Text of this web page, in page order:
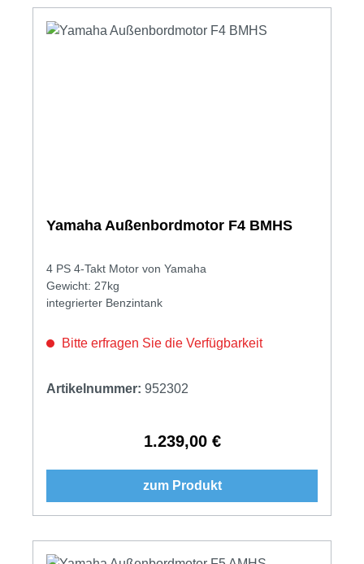
Yamaha Außenbordmotor F4 BMHS
4 PS 4-Takt Motor von Yamaha
Gewicht: 27kg
integrierter Benzintank
Bitte erfragen Sie die Verfügbarkeit
Artikelnummer: 952302
Regulärer Preis:
1.239,00 €
zum Produkt